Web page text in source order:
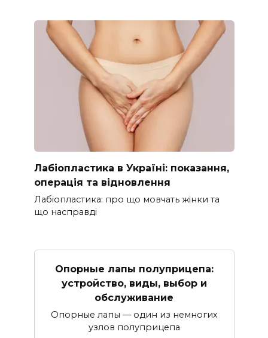
Лабіопластика в Україні: показання,
операція та відновлення
Лабіопластика: про що мовчать жінки та
що насправді
Опорные лапы полуприцепа:
устройство, виды, выбор и
обслуживание
Опорные лапы — один из немногих
узлов полуприцепа